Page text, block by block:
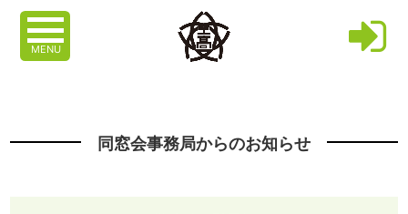
MENU
同窓会事務局からのお知らせ